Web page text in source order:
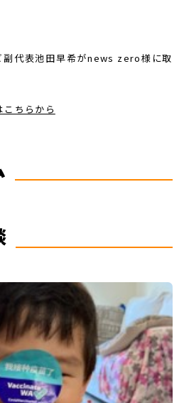
代表池田早希がnews zero様に取
ちらから